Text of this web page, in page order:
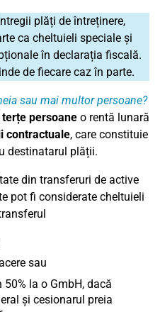
plăți de întreținere,
ca cheltuieli speciale și
în declarația fiscală.
de fiecare caz în parte.
sau mai multor persoane?
persoane o rentă lunară
contractuale, care constituie
destinatarul plății.
din transferuri de active
pot fi considerate cheltuieli
sau
la o GmbH, dacă
și cesionarul preia